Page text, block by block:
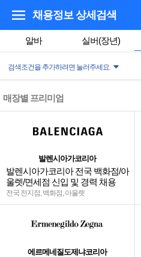
채용정보 상세검색
알바 실버(장년)
검색조건을 추가하려면 눌러주세요.
매장별 프리미엄
발렌시아가코리아
발렌시아가코리아 전국 백화점/아
울렛/면세점 신입 및 경력 채용
전국 전지점, 백화점, 아울렛
에르메네질도제냐코리아